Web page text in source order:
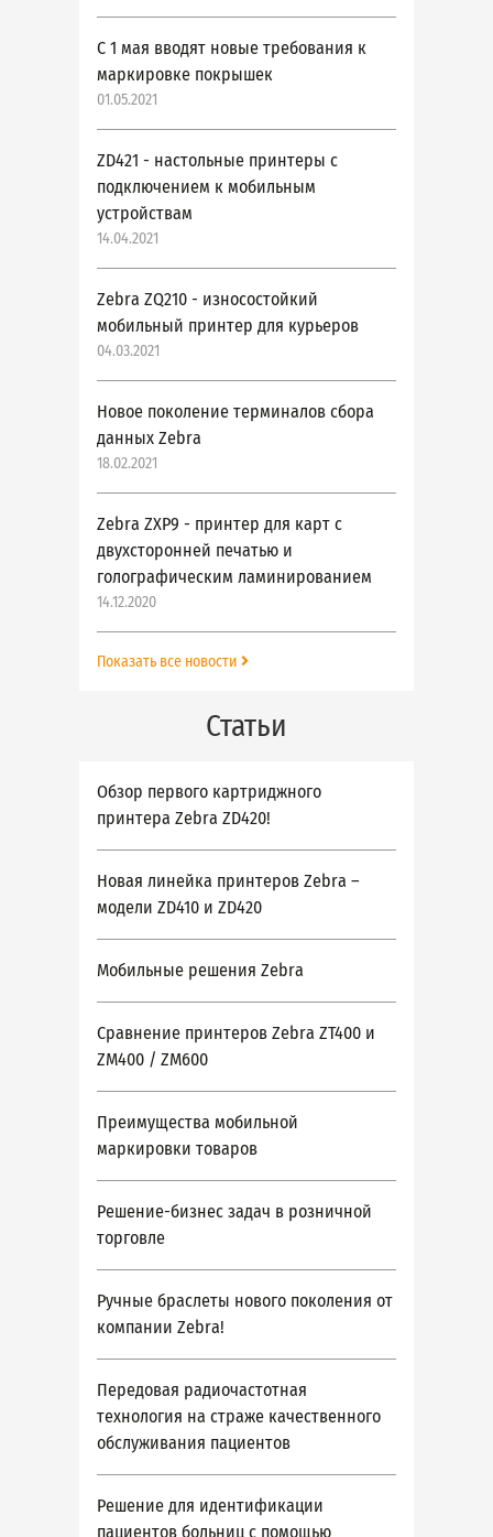
С 1 мая вводят новые требования к
маркировке покрышек
01.05.2021
ZD421 - настольные принтеры с
подключением к мобильным
устройствам
14.04.2021
Zebra ZQ210 - износостойкий
мобильный принтер для курьеров
04.03.2021
Новое поколение терминалов сбора
данных Zebra
18.02.2021
Zebra ZXP9 - принтер для карт с
двухсторонней печатью и
голографическим ламинированием
14.12.2020
Показать все новости
Статьи
Обзор первого картриджного
принтера Zebra ZD420!
Новая линейка принтеров Zebra –
модели ZD410 и ZD420
Мобильные решения Zebra
Сравнение принтеров Zebra ZT400 и
ZM400 / ZM600
Преимущества мобильной
маркировки товаров
Решение-бизнес задач в розничной
торговле
Ручные браслеты нового поколения от
компании Zebra!
Передовая радиочастотная
технология на страже качественного
обслуживания пациентов
Решение для идентификации
пациентов больниц с помощью